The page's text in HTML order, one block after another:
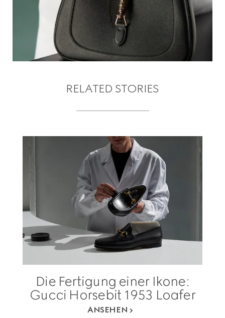
RELATED STORIES
Die Fertigung einer Ikone:
Gucci Horsebit 1953 Loafer
ANSEHEN